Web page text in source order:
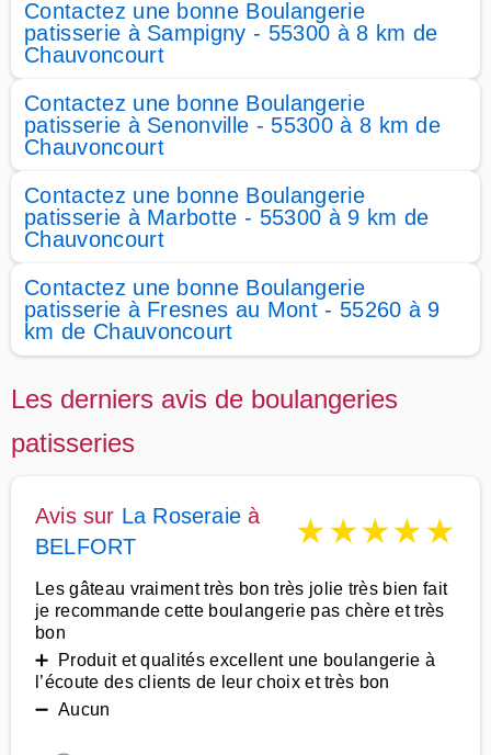
Contactez une bonne Boulangerie
patisserie à Sampigny - 55300 à 8 km de
Chauvoncourt
Contactez une bonne Boulangerie
patisserie à Senonville - 55300 à 8 km de
Chauvoncourt
Contactez une bonne Boulangerie
patisserie à Marbotte - 55300 à 9 km de
Chauvoncourt
Contactez une bonne Boulangerie
patisserie à Fresnes au Mont - 55260 à 9
km de Chauvoncourt
Les derniers avis de boulangeries
patisseries
Avis sur La Roseraie à
BELFORT
★★★★★
Les gâteau vraiment très bon très jolie très bien fait
je recommande cette boulangerie pas chère et très
bon
➕ Produit et qualités excellent une boulangerie à
l’écoute des clients de leur choix et très bon
➖ Aucun